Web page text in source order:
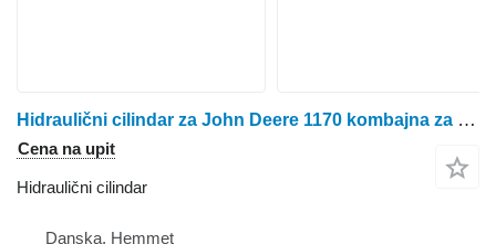
Hidraulični cilindar za John Deere 1170 kombajna za žito
Cena na upit
Hidraulični cilindar
Danska, Hemmet